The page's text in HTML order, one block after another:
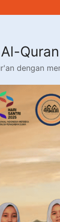
dengan